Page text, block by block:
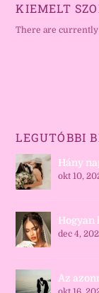
KIEMELT
There are
LEGUTÓBBI
Hány
okt 10,
Hogyan
dec 4,
Az